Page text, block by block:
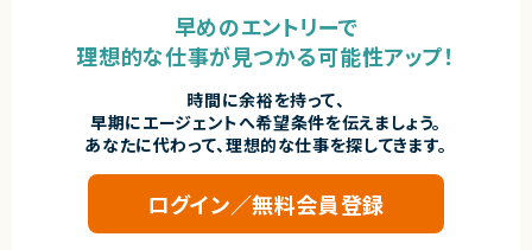
早めのエントリーで
理想的な仕事が見つかる可能性アップ！
時間に余裕を持って、
早期にエージェントへ希望条件を伝えましょう。
あなたに代わって、理想的な仕事を探してきます。
ログイン／無料会員登録